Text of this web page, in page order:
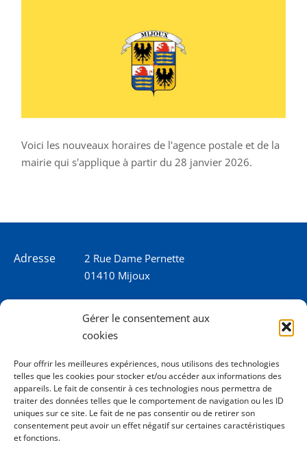
Gérer le consentement aux
cookies
Pour offrir les meilleures expériences, nous utilisons des technologies
telles que les cookies pour stocker et/ou accéder aux informations des
appareils. Le fait de consentir à ces technologies nous permettra de
traiter des données telles que le comportement de navigation ou les ID
uniques sur ce site. Le fait de ne pas consentir ou de retirer son
consentement peut avoir un effet négatif sur certaines caractéristiques
et fonctions.
Voici les nouveaux horaires de l'agence postale et de la
mairie qui s'applique à partir du 28 janvier 2026.
Adresse
2 Rue Dame Pernette
01410 Mijoux
Mardi de 8h15 à 12h
Mercredi 8h15 à 12h
Jeudi de 8h15 à 12h - 16h à 18h00
Vendredi de 8h15 à 12h
Tél. 0450413204